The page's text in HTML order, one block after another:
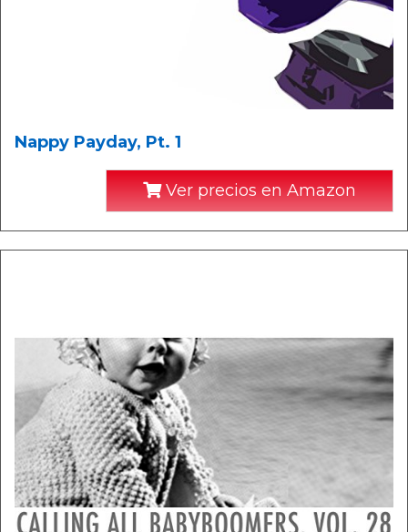
Nappy Payday, Pt. 1
Ver precios en Amazon